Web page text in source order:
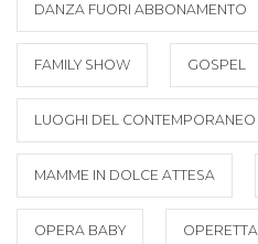
DANZA FUORI ABBONAMENTO
FAMILY SHOW GOSPEL
LUOGHI DEL
MAMME IN DOLCE ATTESA
OPERA BABY OPERETTA